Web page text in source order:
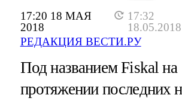
17:20 18 МАЯ
2018
17:32
18.05.2018
РЕДАКЦИЯ ВЕСТИ.РУ
Под названием Fiskal на
протяжении последних